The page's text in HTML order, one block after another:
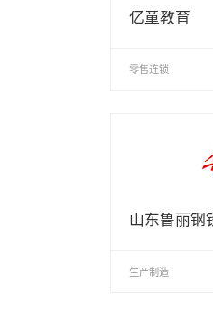
亿童教育
零售连锁
山东鲁丽钢
生产制造